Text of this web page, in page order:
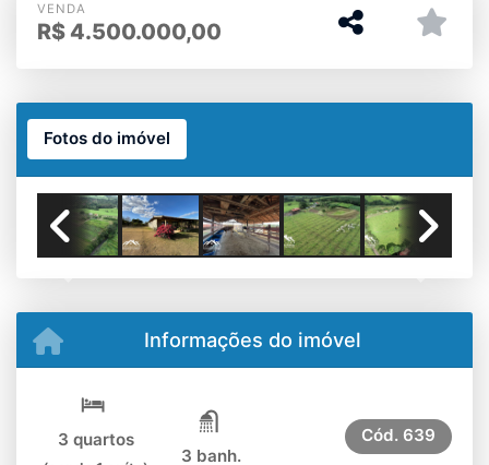
VENDA
R$ 4.500.000,00
Fotos do imóvel
Informações do imóvel
3 quartos
3 banh.
Cód. 639